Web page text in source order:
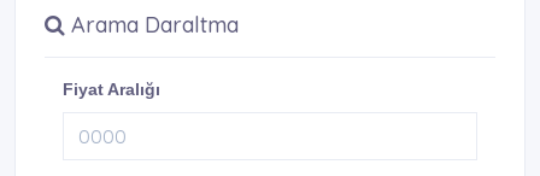
Arama Daraltma
Fiyat Aralığı